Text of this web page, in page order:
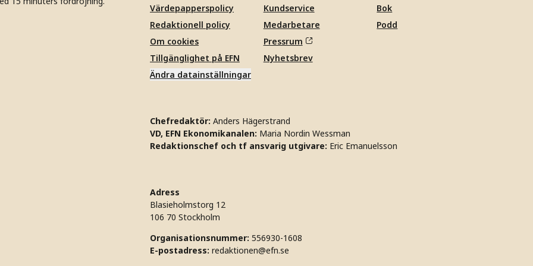
Värdepapperspolicy
Redaktionell policy
Om cookies
Tillgänglighet på EFN
Ändra datainställningar
Kundservice
Medarbetare
Pressrum
Nyhetsbrev
Bok
Podd
Chefredaktör: Anders Hägerstrand
VD, EFN Ekonomikanalen: Maria Nordin Wessman
Redaktionschef och tf ansvarig utgivare: Eric Emanuelsson
Adress
Blasieholmstorg 12
106 70 Stockholm
Organisationsnummer: 556930-1608
E-postadress: redaktionen@efn.se